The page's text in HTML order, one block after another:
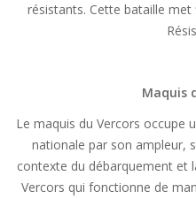
résistants. Cette bataille
Maquis
Le maquis du Vercors occupe
nationale par son ampleur,
contexte du débarquement et
Vercors qui fonctionne de